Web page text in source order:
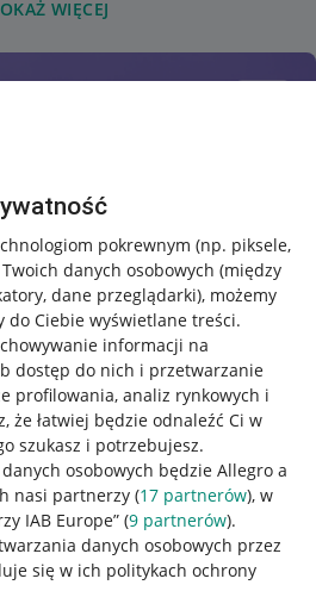
pokrewnym (np. piksele,
danych osobowych (między
dane przeglądarki), możemy
do Ciebie wyświetlane treści.
informacji na
dostęp do nich i przetwarzanie
profilowania, analiz rynkowych i
że łatwiej będzie odnaleźć Ci w
szukasz i potrzebujesz.
osobowych będzie Allegro a
nasi partnerzy (17 partnerów), w
IAB Europe” (9 partnerów).
danych osobowych przez
się w ich politykach ochrony
WIĘCEJ